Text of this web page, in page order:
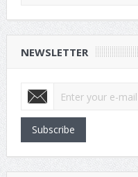
NEWSLETTER
Subscribe